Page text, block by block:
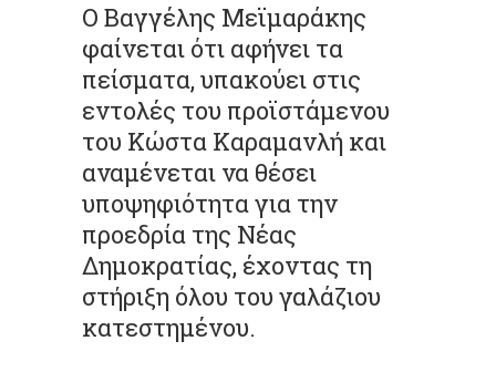
Ο Βαγγέλης Μεϊμαράκης
φαίνεται ότι αφήνει τα
πείσματα, υπακούει στις
εντολές του προϊστάμενου
του Κώστα Καραμανλή και
αναμένεται να θέσει
υποψηφιότητα για την
προεδρία της Νέας
Δημοκρατίας, έχοντας τη
στήριξη όλου του γαλάζιου
κατεστημένου.